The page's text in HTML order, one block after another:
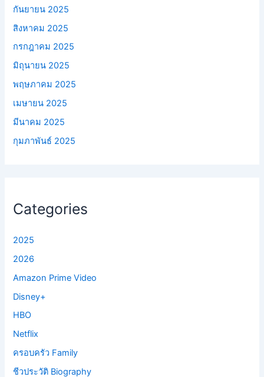
กันยายน 2025
สิงหาคม 2025
กรกฎาคม 2025
มิถุนายน 2025
พฤษภาคม 2025
เมษายน 2025
มีนาคม 2025
กุมภาพันธ์ 2025
Categories
2025
2026
Amazon Prime Video
Disney+
HBO
Netflix
ครอบครัว Family
ชีวประวัติ Biography